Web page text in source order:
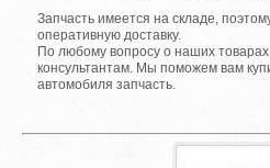
Запчасть имеется на складе,
оперативную доставку.
По любому вопросу о наших
консультантам. Мы поможем вам
автомобиля запчасть.